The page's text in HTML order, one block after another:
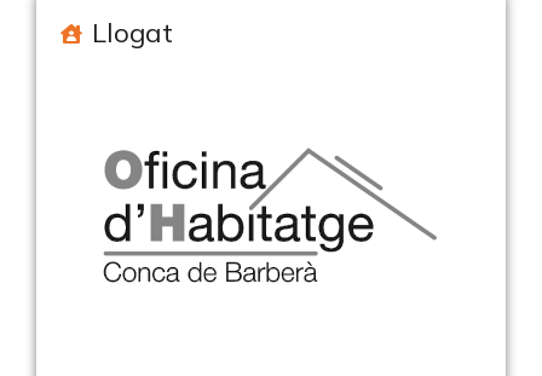
Llogat